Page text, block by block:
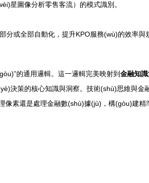
星圖像分析零售客流）的模式識別。
或全部自動化，提升KPO服務(wù)的效率與
的通用邏輯。這一邏輯完美映射到金融知
決策的核心知識與洞察。技術(shù)思維與金
像素還是處理金融數(shù)據(jù)，構(gòu)建精